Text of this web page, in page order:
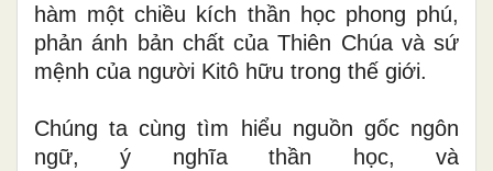
hàm một chiều kích thần học phong phú,
phản ánh bản chất của Thiên Chúa và sứ
mệnh của người Kitô hữu trong thế giới.
Chúng ta cùng tìm hiểu nguồn gốc ngôn
ngữ, ý nghĩa thần học, và